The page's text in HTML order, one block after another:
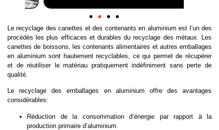
Le recyclage des canettes et des contenants en aluminium est l’un des
procédés les plus efficaces et durables du recyclage des métaux. Les
canettes de boissons, les contenants alimentaires et autres emballages
en aluminium sont hautement recyclables, ce qui permet de récupérer
et de réutiliser le matériau pratiquement indéfiniment sans perte de
qualité.
Le recyclage des emballages en aluminium offre des avantages
considérables:
Réduction de la consommation d’énergie par rapport à la
production primaire d’aluminium.